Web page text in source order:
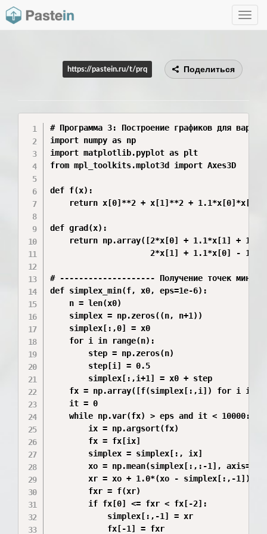
Toggle
https://pastein.ru/t/prq Поделиться
# Программа 3: Построение графиков для
import numpy as np
import matplotlib.pyplot as plt
from mpl_toolkits.mplot3d import Axes3D
def f(x):
return x[0]**2 + x[1]**2 + 1.1*x[0]*x[1]
def grad(x):
    return np.array([2*x[0] + 1.1*x[1] + 1,
                     2*x[1] + 1.1*x[0] - 1])
# -------------------- Получение точек
def simplex_min(f, x0, eps=1e-6):
    n = len(x0)
    simplex = np.zeros((n, n+1))
    simplex[:,0] = x0
    for i in range(n):
        step = np.zeros(n)
        step[i] = 0.5
        simplex[:,i+1] = x0 + step
fx = np.array([f(simplex[:,i]) for i in
    it = 0
    while np.var(fx) > eps and it < 10000:
        ix = np.argsort(fx)
        fx = fx[ix]
        simplex = simplex[:, ix]
        xo = np.mean(simplex[:,:-1], axis=1)
        xr = xo + 1.0*(xo - simplex[:,-1])
        fxr = f(xr)
        if fx[0] <= fxr < fx[-2]:
            simplex[:,-1] = xr
            fx[-1] = fxr